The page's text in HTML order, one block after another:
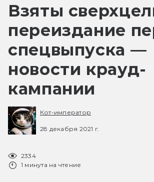
Взяты
переиздание
спецвыпуска —
новости крауд-
кампании
Кот-император
28 декабря 2021 г.
2334
1 минута на чтение